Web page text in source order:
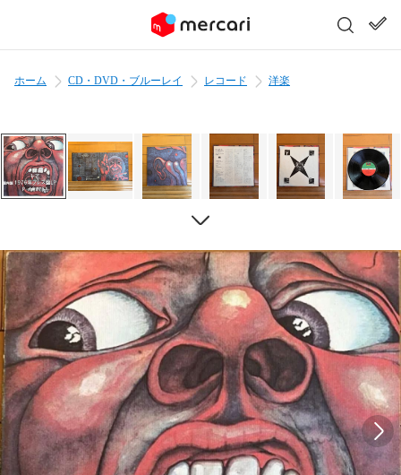
ホーム CD・DVD・ブルーレイ レコード 洋楽